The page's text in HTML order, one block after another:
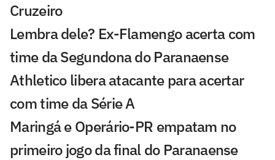
Cruzeiro
Lembra dele? Ex-Flamengo acerta com
time da Segundona do Paranaense
Athletico libera atacante para acertar
com time da Série A
Maringá e Operário-PR empatam no
primeiro jogo da final do Paranaense